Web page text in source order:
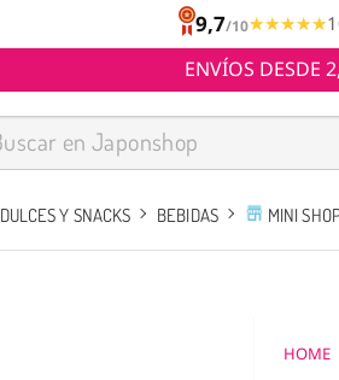
9,7/10★★★★★
★★★★★
ENVÍOS DESDE
DULCES Y SNACKS BEBIDAS MINI
HOME